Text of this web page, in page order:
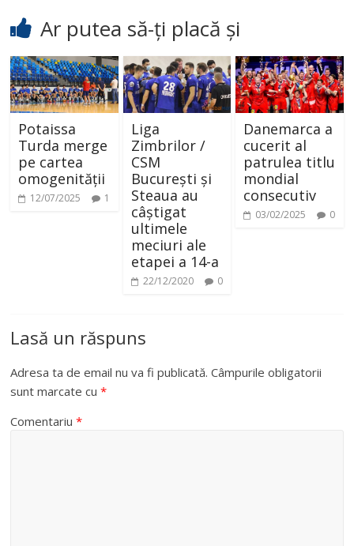
Ar putea să-ți placă și
Potaissa
Turda merge
pe cartea
omogenității
12/07/2025 1
Liga
Zimbrilor /
CSM
București și
Steaua au
câștigat
ultimele
meciuri ale
etapei a 14-a
22/12/2020 0
Danemarca a
cucerit al
patrulea titlu
mondial
consecutiv
03/02/2025 0
Lasă un răspuns
Adresa ta de email nu va fi publicată. Câmpurile obligatorii
sunt marcate cu*
Comentariu*